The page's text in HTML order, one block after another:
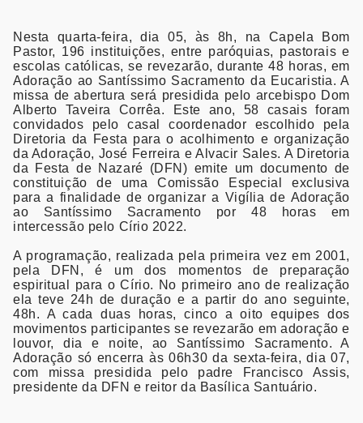
Nesta quarta-feira, dia 05, às 8h, na Capela Bom
Pastor, 196 instituições, entre paróquias, pastorais e
escolas católicas, se revezarão, durante 48 horas, em
Adoração ao Santíssimo Sacramento da Eucaristia. A
missa de abertura será presidida pelo arcebispo Dom
Alberto Taveira Corrêa. Este ano, 58 casais foram
convidados pelo casal coordenador escolhido pela
Diretoria da Festa para o acolhimento e organização
da Adoração, José Ferreira e Alvacir Sales. A Diretoria
da Festa de Nazaré (DFN) emite um documento de
constituição de uma Comissão Especial exclusiva
para a finalidade de organizar a Vigília de Adoração
ao Santíssimo Sacramento por 48 horas em
intercessão pelo Círio 2022.
A programação, realizada pela primeira vez em 2001,
pela DFN, é um dos momentos de preparação
espiritual para o Círio. No primeiro ano de realização
ela teve 24h de duração e a partir do ano seguinte,
48h. A cada duas horas, cinco a oito equipes dos
movimentos participantes se revezarão em adoração e
louvor, dia e noite, ao Santíssimo Sacramento. A
Adoração só encerra às 06h30 da sexta-feira, dia 07,
com missa presidida pelo padre Francisco Assis,
presidente da DFN e reitor da Basílica Santuário.